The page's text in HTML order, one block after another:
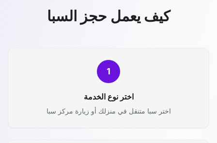
كيف يعمل حجز السبا
1
اختر نوع الخدمة
اختر سبا متنقل في منزلك أو زيارة مركز سبا